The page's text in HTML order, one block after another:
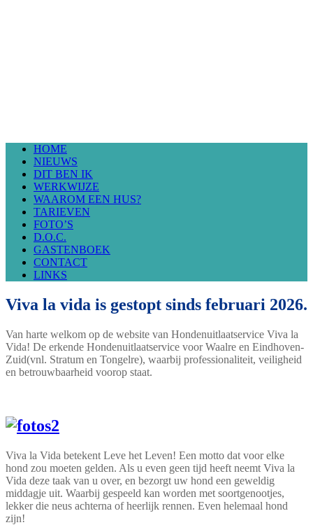
HOME
NIEUWS
DIT BEN IK
WERKWIJZE
WAAROM EEN HUS?
TARIEVEN
FOTO’S
D.O.C.
GASTENBOEK
CONTACT
LINKS
Viva la vida is gestopt sinds februari 2026.
Van harte welkom op de website van Hondenuitlaatservice Viva la
Vida! De erkende Hondenuitlaatservice voor Waalre en Eindhoven-
Zuid(vnl. Stratum en Tongelre), waarbij professionaliteit, veiligheid
en betrouwbaarheid voorop staat.
Viva la Vida betekent Leve het Leven! Een motto dat voor elke
hond zou moeten gelden. Als u even geen tijd heeft neemt Viva la
Vida deze taak van u over, en bezorgt uw hond een geweldig
middagje uit. Waarbij gespeeld kan worden met soortgenootjes,
lekker die neus achterna of heerlijk rennen. Even helemaal hond
zijn!